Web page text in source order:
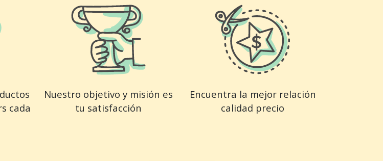
cada
Nuestro objetivo y misión es
tu satisfacción
Encuentra la mejor relación
calidad precio